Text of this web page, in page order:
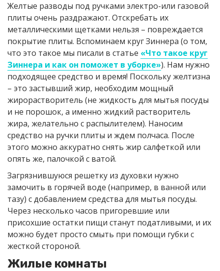
Желтые разводы под ручками электро-или газовой
плиты очень раздражают. Отскребать их
металлическими щетками нельзя – повреждается
покрытие плиты. Вспоминаем круг Зиннера (о том,
что это такое мы писали в статье «Что такое круг
Зиннера и как он поможет в уборке»). Нам нужно
подходящее средство и время! Поскольку желтизна
– это застывший жир, необходим мощный
жирорастворитель (не жидкость для мытья посуды
и не порошок, а именно жидкий растворитель
жира, желательно с распылителем). Наносим
средство на ручки плиты и ждем полчаса. После
этого можно аккуратно снять жир салфеткой или
опять же, палочкой с ватой.
Загрязнившуюся решетку из духовки нужно
замочить в горячей воде (например, в ванной или
тазу) с добавлением средства для мытья посуды.
Через несколько часов пригоревшие или
присохшие остатки пищи станут податливыми, и их
можно будет просто смыть при помощи губки с
жесткой стороной.
Жилые комнаты